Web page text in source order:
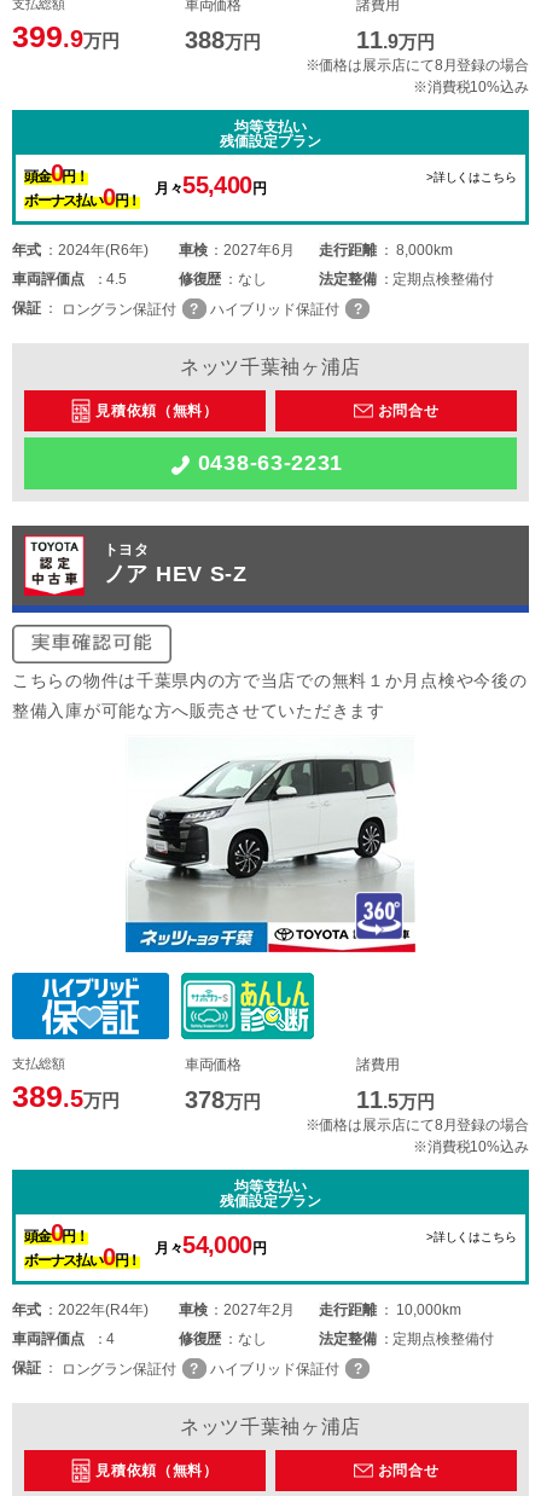
支払総額
399.9万円
車両価格
388万円
諸費用
11.9万円
※価格は展示店にて8月登録の場合
※消費税10%込み
均等支払い
残価設定プラン
頭金0円！
ボーナス払い0円！
月々55,400円
>詳しくはこちら
年式 2024年(R6年) 車検 2027年6月 走行距離
8,000km
車両評価点 4.5 修復歴 なし 法定整備
定期点検整備付
保証
ロングラン保証付 ハイブリッド保証付
ネッツ千葉袖ヶ浦店
見積依頼（無料） お問合せ
0438-63-2231
トヨタ
ノア HEV S-Z
こちらの物件は千葉県内の方で当店での無料１か月点検や今後の
整備入庫が可能な方へ販売させていただきます
支払総額
389.5万円
車両価格
378万円
諸費用
11.5万円
※価格は展示店にて8月登録の場合
※消費税10%込み
均等支払い
残価設定プラン
頭金0円！
ボーナス払い0円！
月々54,000円
>詳しくはこちら
年式 2022年(R4年) 車検 2027年2月 走行距離
10,000km
車両評価点 4 修復歴 なし 法定整備
定期点検整備付
保証
ロングラン保証付 ハイブリッド保証付
ネッツ千葉袖ヶ浦店
見積依頼（無料） お問合せ